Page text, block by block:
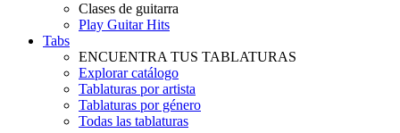
Clases de guitarra
Play Guitar Hits
Tabs
ENCUENTRA TUS TABLATURAS
Explorar catálogo
Tablaturas por artista
Tablaturas por género
Todas las tablaturas